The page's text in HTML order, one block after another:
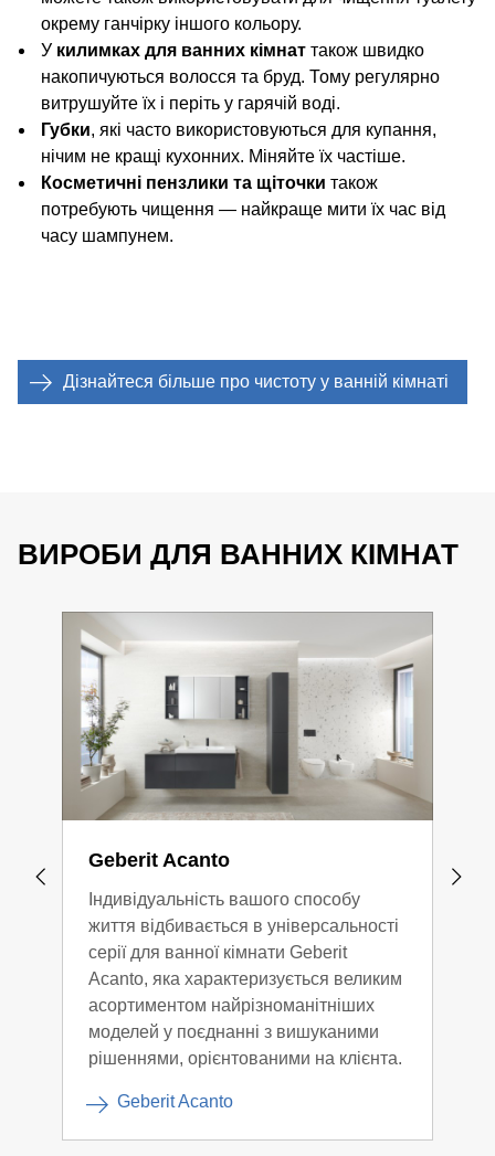
окрему ганчірку іншого кольору.
У килимках для ванних кімнат також швидко
накопичуються волосся та бруд. Тому регулярно
витрушуйте їх і періть у гарячій воді.
Губки, які часто використовуються для купання,
нічим не кращі кухонних. Міняйте їх частіше.
Косметичні пензлики та щіточки також
потребують чищення — найкраще мити їх час від
часу шампунем.
Дізнайтеся більше про чистоту у ванній кімнаті
ВИРОБИ ДЛЯ ВАННИХ КІМНАТ
Geberit Acanto
Індивідуальність вашого способу
життя відбивається в універсальності
серії для ванної кімнати Geberit
Acanto, яка характеризується великим
асортиментом найрізноманітніших
моделей у поєднанні з вишуканими
рішеннями, орієнтованими на клієнта.
Geberit Acanto